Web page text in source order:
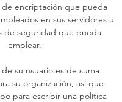
encriptación que pueda
en sus servidores u
de seguridad que pueda
emplear.
su usuario es de suma
su organización, así que
para escribir una política